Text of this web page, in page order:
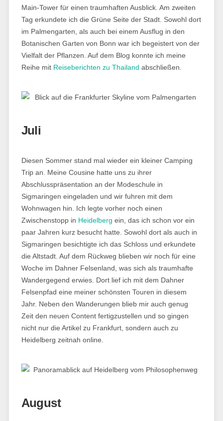
Main-Tower für einen traumhaften Ausblick. Am zweiten
Tag erkundete ich die Grüne Seite der Stadt. Sowohl dort
im Palmengarten, als auch bei einem Ausflug in den
Botanischen Garten von Bonn war ich begeistert von der
Vielfalt der Pflanzen. Auf dem Blog konnte ich meine
Reihe mit Reiseberichten zu Thailand abschließen.
Juli
Diesen Sommer stand mal wieder ein kleiner Camping
Trip an. Meine Cousine hatte uns zu ihrer
Abschlusspräsentation an der Modeschule in
Sigmaringen eingeladen und wir fuhren mit dem
Wohnwagen hin. Ich legte vorher noch einen
Zwischenstopp in Heidelberg ein, das ich schon vor ein
paar Jahren kurz besucht hatte. Sowohl dort als auch in
Sigmaringen besichtigte ich das Schloss und erkundete
die Altstadt. Auf dem Rückweg blieben wir noch für eine
Woche im Dahner Felsenland, was sich als traumhafte
Wandergegend erwies. Dort lief ich mit dem Dahner
Felsenpfad eine meiner schönsten Touren in diesem
Jahr. Neben den Wanderungen blieb mir auch genug
Zeit den neuen Content fertigzustellen und so gingen
nicht nur die Artikel zu Frankfurt, sondern auch zu
Heidelberg zeitnah online.
August